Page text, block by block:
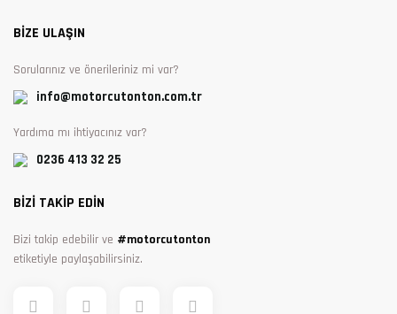
BİZE ULAŞIN
Sorularınız ve önerileriniz mi var?
info@motorcutonton.com.tr
Yardıma mı ihtiyacınız var?
0236 413 32 25
BİZİ TAKİP EDİN
Bizi takip edebilir ve #motorcutonton
etiketiyle paylaşabilirsiniz.